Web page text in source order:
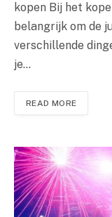
kopen Bij het
belangrijk om de
verschillende
je…
READ MORE